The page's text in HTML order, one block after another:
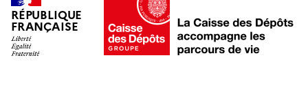
RÉPUBLIQUE
FRANÇAISE